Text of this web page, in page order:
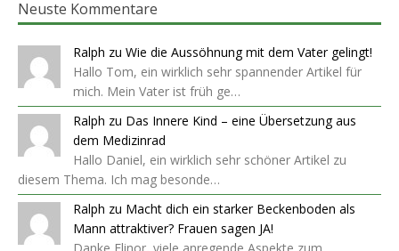
Neuste Kommentare
Ralph zu Wie die Aussöhnung mit dem Vater gelingt!
Hallo Tom, ein wirklich sehr spannender Artikel für
mich. Mein Vater ist früh ge…
Ralph zu Das Innere Kind – eine Übersetzung aus
dem Medizinrad
Hallo Daniel, ein wirklich sehr schöner Artikel zu
diesem Thema. Ich mag besonde…
Ralph zu Macht dich ein starker Beckenboden als
Mann attraktiver? Frauen sagen JA!